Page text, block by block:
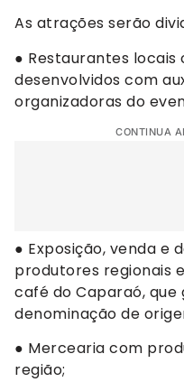
As atrações serão
● Restaurantes locais
desenvolvidos com
organizadoras do
CONTINUA
● Exposição, venda e
produtores regionais
café do Caparaó, que
denominação de
● Mercearia com
região;